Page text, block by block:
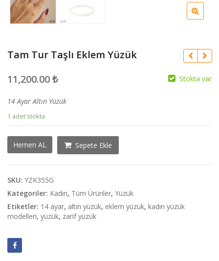
Tam Tur Taşlı Eklem Yüzük
11,200.00₺ Stokta var
14 Ayar Altın Yüzük
1 adet stokta
Hemen AL
Tam
Tur
adet
Sepete Ekle
SKU: YZK355G
Kategoriler: Kadın, Tüm Ürünler, Yüzük
Etiketler: 14 ayar, altın yüzük, eklem yüzük, kadın yüzük
modelleri, yüzük, zarif yüzük